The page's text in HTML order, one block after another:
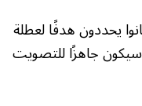
يحددون هدفًا لعطلة
سيكون جاهزًا للتصويت